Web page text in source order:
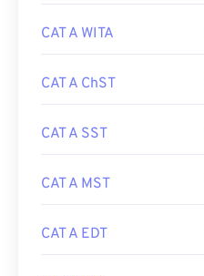
CAT A WITA
CAT A ChST
CAT A SST
CAT A MST
CAT A EDT